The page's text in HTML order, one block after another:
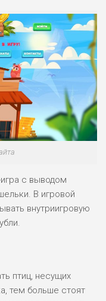
с выводом
В игровой
внутриигровую
птиц, несущих
тем больше стоят